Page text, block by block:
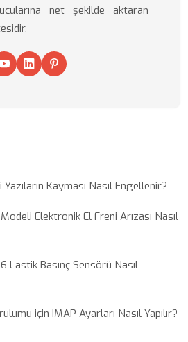
net şekilde aktaran
Kayması Nasıl Engellenir?
Elektronik El Freni Arızası Nasıl
Basınç Sensörü Nasıl
için IMAP Ayarları Nasıl Yapılır?